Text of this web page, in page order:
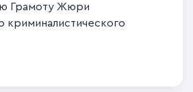
Грамоту Жюри